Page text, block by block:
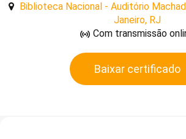
Biblioteca Nacional - Auditório
Janeiro, RJ
Com transmissão
Baixar certificado